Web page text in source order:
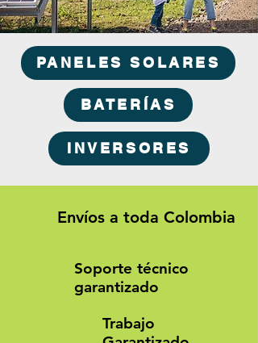
PANELES SOLARES
BATERÍAS
INVERSORES
Envíos a toda Colombia
Soporte técnico
garantizado
Trabajo